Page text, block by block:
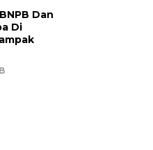
Dan
Di